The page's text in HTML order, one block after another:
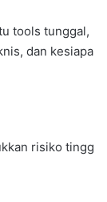
tools tunggal,
dan kesiapa
risiko tingg